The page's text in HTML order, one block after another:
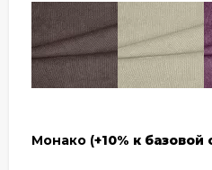
Монако (+10% к базовой